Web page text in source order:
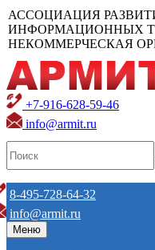
АССОЦИАЦИЯ
ИНФОРМАЦИОННЫХ
НЕКОММЕРЧЕСКАЯ
+7-916-628-59-46
info@armit.ru
8-495-728-64-32
info@armit.ru
Меню